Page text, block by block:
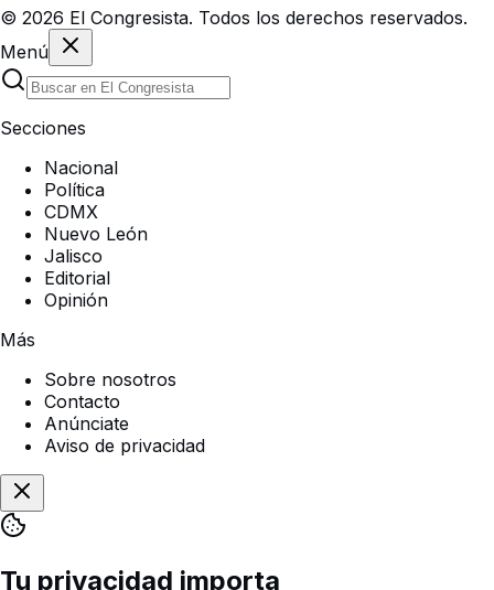
© 2026 El Congresista. Todos los derechos reservados.
Menú
Secciones
Nacional
Política
CDMX
Nuevo León
Jalisco
Editorial
Opinión
Más
Sobre nosotros
Contacto
Anúnciate
Aviso de privacidad
Tu privacidad importa